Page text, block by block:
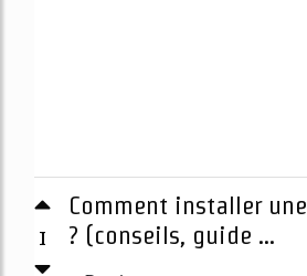
1
Comment installer
? (conseils, guide ...